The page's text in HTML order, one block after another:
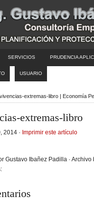
SERVICIOS PRUDENCIA
USUARIO
extremas-libro | Economía
extremas-libro
2014 · Imprimir este artículo
Gustavo Ibañez Padilla · Archivo